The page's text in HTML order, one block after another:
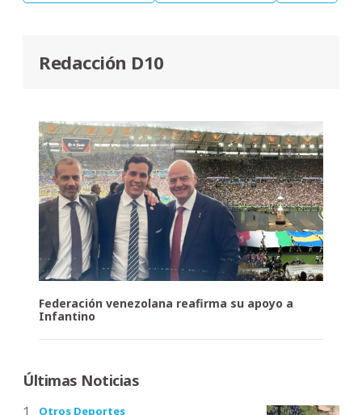
Redacción D10
Federación venezolana reafirma su apoyo a
Infantino
Últimas Noticias
Otros Deportes